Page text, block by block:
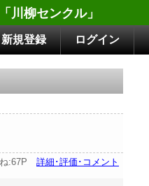
川柳センクル」
新規登録 ログイン
:67P 詳細･評価･コメント